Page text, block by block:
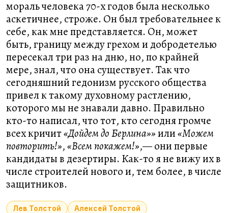
мораль человека 70-х годов была несколько
аскетичнее, строже. Он был требовательнее к
себе, как мне представляется. Он, может
быть, границу между грехом и добродетелью
пересекал три раз на дню, но, по крайней
мере, знал, что она существует. Так что
сегодняшний гедонизм русского общества
привел к такому духовному растлению,
которого мы не знавали давно. Правильно
кто-то написал, что тот, кто сегодня громче
всех кричит«Дойдем до Берлина»»или«Можем
повторить!»,«Всем покажем!»,— они первые
кандидаты в дезертиры. Как-то я не вижу их в
числе строителей нового и, тем более, в числе
защитников.
Лев Толстой
Алексей Толстой